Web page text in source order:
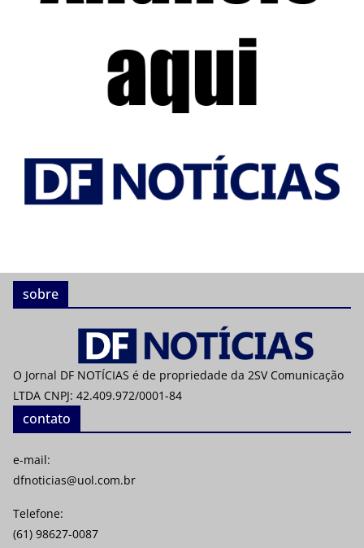
sobre
O Jornal DF NOTÍCIAS é de propriedade da 2SV Comunicação
LTDA CNPJ: 42.409.972/0001-84
contato
e-mail:
dfnoticias@uol.com.br
Telefone:
(61) 98627-0087